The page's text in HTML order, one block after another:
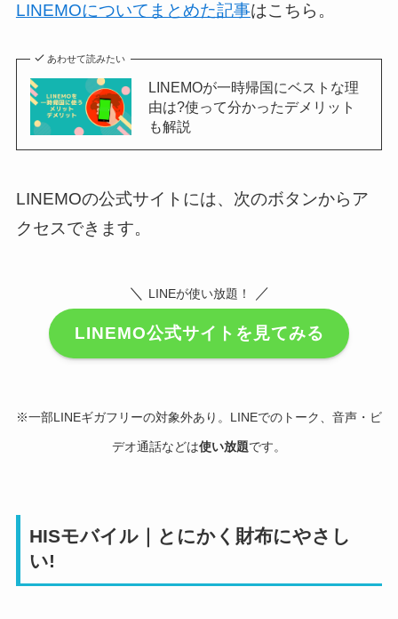
LINEMOについてまとめた記事はこちら。
あわせて読みたい
LINEMOが一時帰国にベストな理
由は?使って分かったデメリット
も解説
LINEMOの公式サイトには、次のボタンからア
クセスできます。
＼ LINEが使い放題！ ／
LINEMO公式サイトを見てみる
※一部LINEギガフリーの対象外あり。LINEでのトーク、音声・ビ
デオ通話などは使い放題です。
HISモバイル｜とにかく財布にやさし
い!